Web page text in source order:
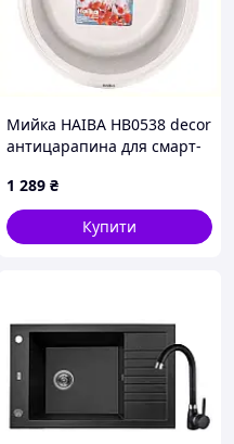
Мийка HAIBA HB0538 decor
антицарапина для смарт-
1 289 ₴
Купити